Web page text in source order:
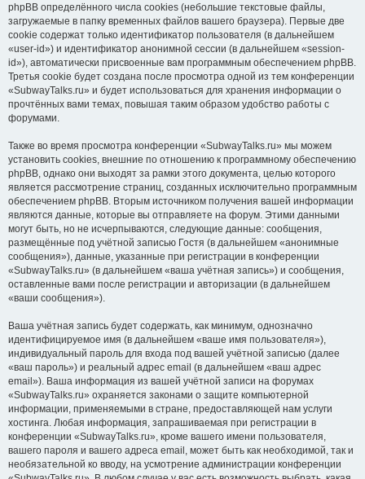
phpBB определённого числа cookies (небольшие текстовые файлы,
загружаемые в папку временных файлов вашего браузера). Первые две
cookie содержат только идентификатор пользователя (в дальнейшем
«user-id») и идентификатор анонимной сессии (в дальнейшем «session-
id»), автоматически присвоенные вам программным обеспечением phpBB.
Третья cookie будет создана после просмотра одной из тем конференции
«SubwayTalks.ru» и будет использоваться для хранения информации о
прочтённых вами темах, повышая таким образом удобство работы с
форумами.
Также во время просмотра конференции «SubwayTalks.ru» мы можем
установить cookies, внешние по отношению к программному обеспечению
phpBB, однако они выходят за рамки этого документа, целью которого
является рассмотрение страниц, созданных исключительно программным
обеспечением phpBB. Вторым источником получения вашей информации
являются данные, которые вы отправляете на форум. Этими данными
могут быть, но не исчерпываются, следующие данные: сообщения,
размещённые под учётной записью Гостя (в дальнейшем «анонимные
сообщения»), данные, указанные при регистрации в конференции
«SubwayTalks.ru» (в дальнейшем «ваша учётная запись») и сообщения,
оставленные вами после регистрации и авторизации (в дальнейшем
«ваши сообщения»).
Ваша учётная запись будет содержать, как минимум, однозначно
идентифицируемое имя (в дальнейшем «ваше имя пользователя»),
индивидуальный пароль для входа под вашей учётной записью (далее
«ваш пароль») и реальный адрес email (в дальнейшем «ваш адрес
email»). Ваша информация из вашей учётной записи на форумах
«SubwayTalks.ru» охраняется законами о защите компьютерной
информации, применяемыми в стране, предоставляющей нам услуги
хостинга. Любая информация, запрашиваемая при регистрации в
конференции «SubwayTalks.ru», кроме вашего имени пользователя,
вашего пароля и вашего адреса email, может быть как необходимой, так и
необязательной ко вводу, на усмотрение администрации конференции